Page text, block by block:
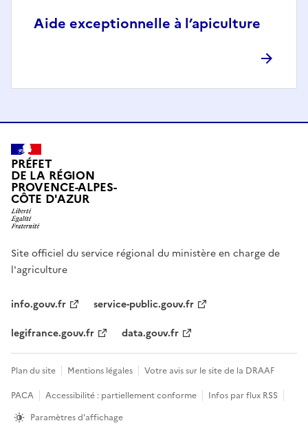
Aide exceptionnelle à l’apiculture
PRÉFET
DE LA RÉGION
PROVENCE-ALPES-
CÔTE D'AZUR
Site officiel du service régional du ministère en charge de
l'agriculture
info.gouv.fr
service-public.gouv.fr
legifrance.gouv.fr
data.gouv.fr
Plan du site Mentions légales
Votre avis sur le site de la DRAAF
PACA
Accessibilité : partiellement conforme
Infos par flux RSS
Paramètres d'affichage